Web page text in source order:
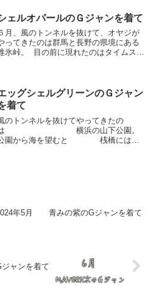
ジが着てきたのはグリーンフローライ
のＧジャン。グリーンフロ...
ェルオパールのＧジャンを着て
月、風のトンネルを抜けて、オヤジが
ってきたのは群馬と長野の県境にある
氷峠。 目の前に現れたのはタイムスリ
に咲く、一輪の白い...
ッグシェルグリーンのＧジャン
着て
のトンネルを抜けてやってきたの
横浜の山下公園。
園から海を望むと 桟橋には一
年5月 青みの紫のGジャンを着て
ャンを着て